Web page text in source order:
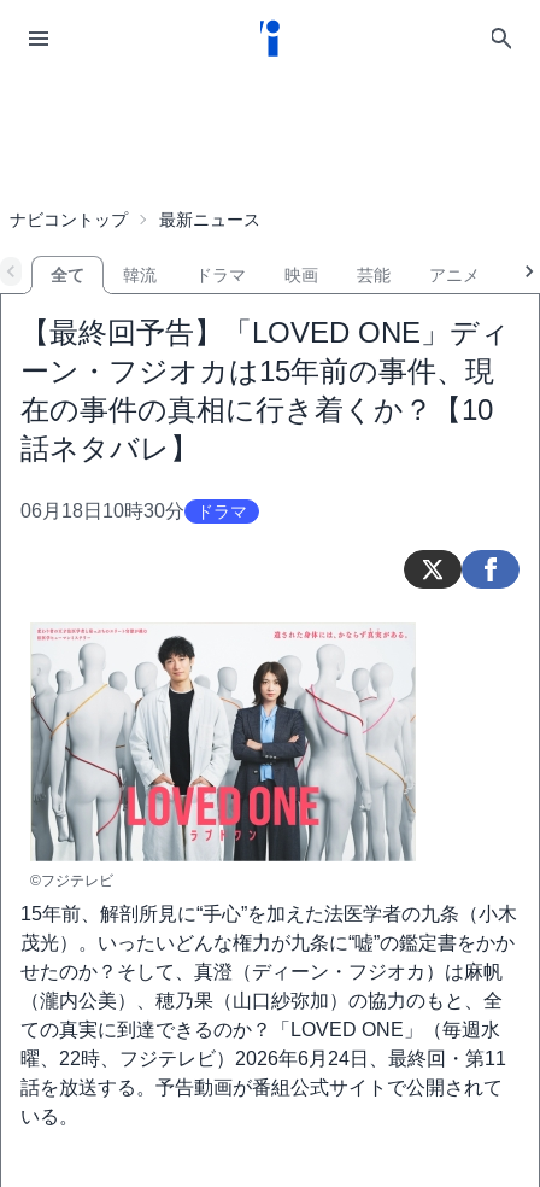
ナビコントップ 最新ニュース
全て 韓流 ドラマ 映画 芸能 アニメ
【最終回予告】「LOVED ONE」ディ
ーン・フジオカは15年前の事件、現
在の事件の真相に行き着くか？【10
話ネタバレ】
06月18日10時30分 ドラマ
©フジテレビ
15年前、解剖所見に“手心”を加えた法医学者の九条（小木
茂光）。いったいどんな権力が九条に“嘘”の鑑定書をかか
せたのか？そして、真澄（ディーン・フジオカ）は麻帆
（瀧内公美）、穂乃果（山口紗弥加）の協力のもと、全
ての真実に到達できるのか？「LOVED ONE」（毎週水
曜、22時、フジテレビ）2026年6月24日、最終回・第11
話を放送する。予告動画が番組公式サイトで公開されて
いる。